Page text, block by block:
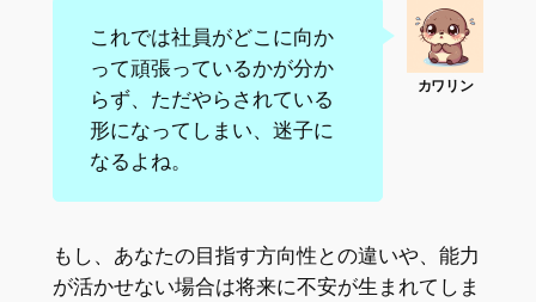
これでは社員がどこに向か
って頑張っているかが分か
らず、ただやらされている
形になってしまい、迷子に
なるよね。
もし、あなたの目指す方向性との違いや、能力
が活かせない場合は将来に不安が生まれてしま